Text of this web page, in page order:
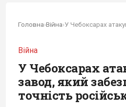
Головна›Війна›
Війна
У Чебоксарах
завод, який
точність